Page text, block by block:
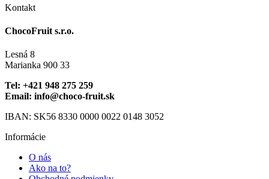
Kontakt
ChocoFruit s.r.o.
Lesná 8
Marianka 900 33
Tel: +421 948 275 259
Email: info@choco-fruit.sk
IBAN: SK56 8330 0000 0022 0148 3052
Informácie
O nás
Ako na to?